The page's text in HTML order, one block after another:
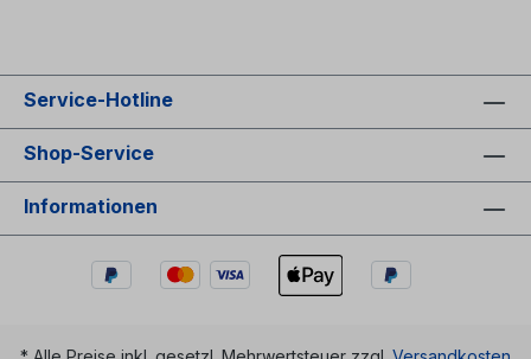
Service-Hotline
Shop-Service
Informationen